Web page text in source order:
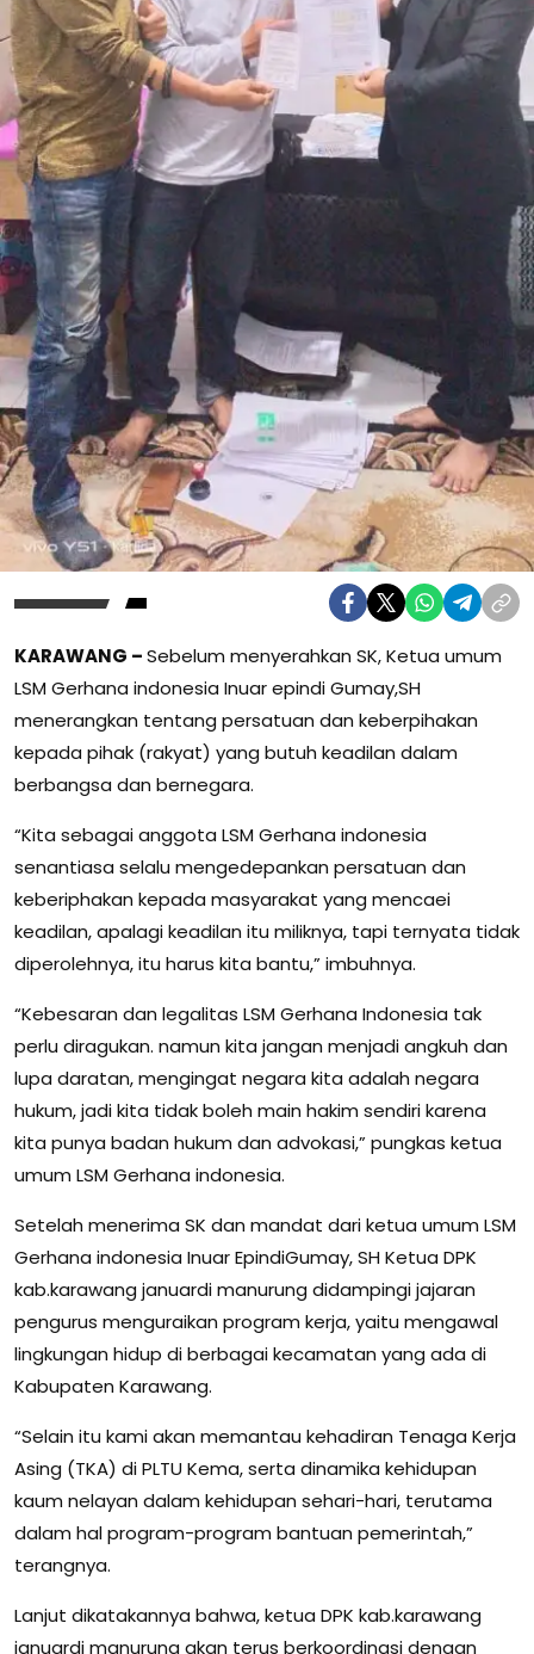
KARAWANG –Sebelum menyerahkan SK, Ketua umum
LSM Gerhana indonesia Inuar epindi Gumay,SH
menerangkan tentang persatuan dan keberpihakan
kepada pihak (rakyat) yang butuh keadilan dalam
berbangsa dan bernegara.
“Kita sebagai anggota LSM Gerhana indonesia
senantiasa selalu mengedepankan persatuan dan
keberiphakan kepada masyarakat yang mencaei
keadilan, apalagi keadilan itu miliknya, tapi ternyata tidak
diperolehnya, itu harus kita bantu,” imbuhnya.
“Kebesaran dan legalitas LSM Gerhana Indonesia tak
perlu diragukan. namun kita jangan menjadi angkuh dan
lupa daratan, mengingat negara kita adalah negara
hukum, jadi kita tidak boleh main hakim sendiri karena
kita punya badan hukum dan advokasi,” pungkas ketua
umum LSM Gerhana indonesia.
Setelah menerima SK dan mandat dari ketua umum LSM
Gerhana indonesia Inuar EpindiGumay, SH Ketua DPK
kab.karawang januardi manurung didampingi jajaran
pengurus menguraikan program kerja, yaitu mengawal
lingkungan hidup di berbagai kecamatan yang ada di
Kabupaten Karawang.
“Selain itu kami akan memantau kehadiran Tenaga Kerja
Asing (TKA) di PLTU Kema, serta dinamika kehidupan
kaum nelayan dalam kehidupan sehari-hari, terutama
dalam hal program-program bantuan pemerintah,”
terangnya.
Lanjut dikatakannya bahwa, ketua DPK kab.karawang
januardi manurung akan terus berkoordinasi dengan